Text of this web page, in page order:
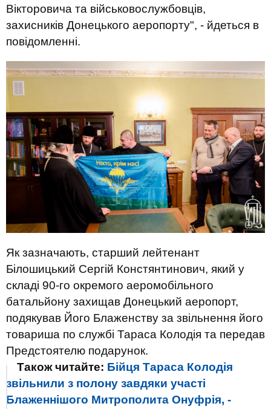
Вікторовича та військовослужбовців,
захисників Донецького аеропорту", - йдеться в
повідомленні.
Як зазначають, старший лейтенант
Білошицький Сергій Констянтинович, який у
складі 90-го окремого аеромобільного
батальйону захищав Донецький аеропорт,
подякував Його Блаженству за звільнення його
товариша по службі Тараса Колодія та передав
Предстоятелю подарунок.
Також читайте: Бійця Тараса Колодія
звільнили з полону завдяки участі
Блаженнішого Митрополита Онуфрія, -